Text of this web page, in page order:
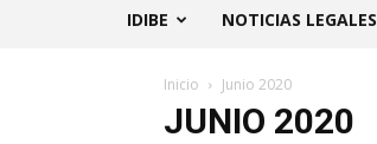
IDIBE NOTICIAS LEGALES
Inicio Junio 2020
JUNIO 2020